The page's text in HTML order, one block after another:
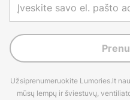
Užsiprenumeruokite Lumories.lt
mūsų lempų ir šviestuvų,